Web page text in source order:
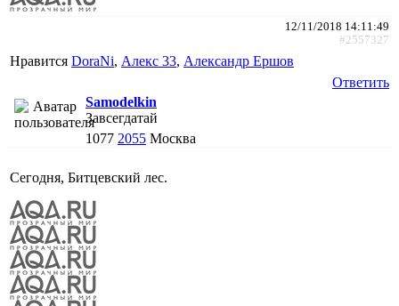
12/11/2018 14:11:49
#2557327
Нравится DoraNi, Алекс 33, Александр Ершов
Ответить
Samodelkin
Завсегдатай
1077 2055 Москва
Сегодня, Битцевский лес.